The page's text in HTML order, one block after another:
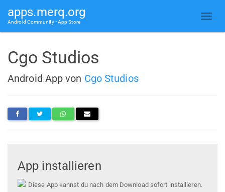
apps.merq.org
Android Community • App Store
Cgo Studios
Android App von Cgo Studios
App installieren
Diese App kannst du nach dem Download sofort installieren.